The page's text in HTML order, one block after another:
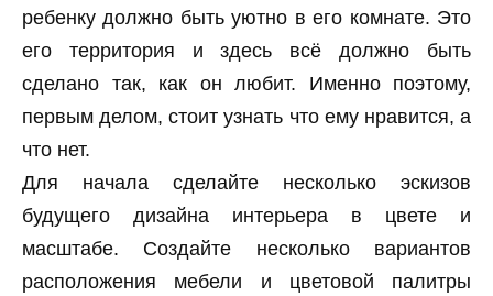
ребенку должно быть уютно в его комнате. Это
его территория и здесь всё должно быть
сделано так, как он любит. Именно поэтому,
первым делом, стоит узнать что ему нравится, а
что нет.
Для начала сделайте несколько эскизов
будущего дизайна интерьера в цвете и
масштабе. Создайте несколько вариантов
расположения мебели и цветовой палитры